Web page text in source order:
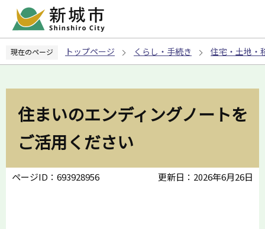
ペ
の
現在のページ トップページ くらし・手続き 住宅・土地・
住まいのエンディングノートを
ご活用ください
ページID：693928956 更新日：2026年6月26日